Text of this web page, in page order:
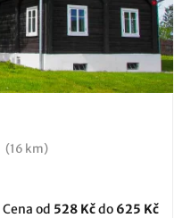
(16 km)
Cena od 528 Kčdo 625 Kč